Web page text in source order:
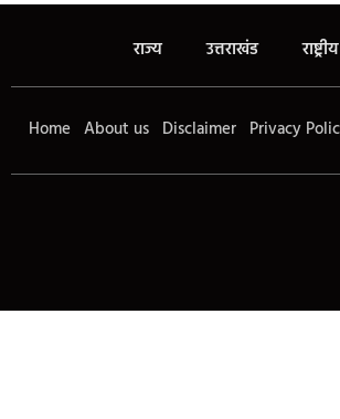
राज्य उत्तराखंड राष्ट्रीय
Home About us Disclaimer Privacy